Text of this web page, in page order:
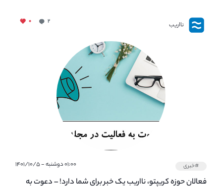
نااریب ۲ ۰
#خبری ۰۱:۰۰ دوشنبه - ۱۴۰۱/۱۰/۵
فعالان حوزه کریپتو، نااریب یک خبر برای شما دارد! – دعوت به